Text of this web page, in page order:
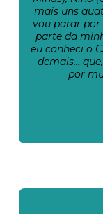
mais uns
vou parar por
parte da
eu conheci o
demais…
por